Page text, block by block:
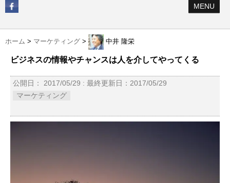
MENU
ホーム > マーケティング > 中井 隆栄
ビジネスの情報やチャンスは人を介してやってくる
公開日： 2017/05/29 : 最終更新日：2017/05/29
マーケティング